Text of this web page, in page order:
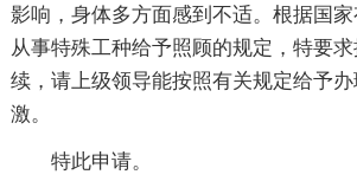
影响，身体多方面感到不适。根据国
从事特殊工种给予照顾的规定，特要
续，请上级领导能按照有关规定给予
激。
特此申请。